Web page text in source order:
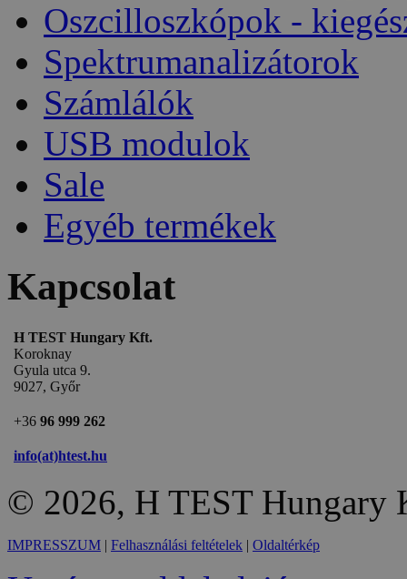
Oszcilloszkópok -
Spektrumanalizátorok
Számlálók
USB modulok
Sale
Egyéb termékek
Kapcsolat
H TEST Hungary Kft.
Koroknay
Gyula utca 9.
9027, Győr
+36 96 999 262
info(at)htest.hu
© 2026, H TEST Hungary
IMPRESSZUM | Felhasználási feltételek | Oldaltérkép